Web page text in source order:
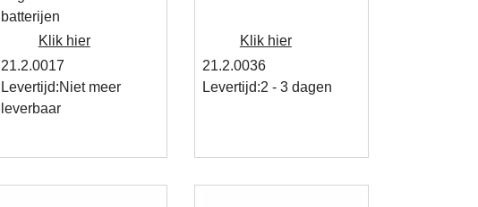
batterijen
Klik hier
21.2.0017
Levertijd:Niet meer
leverbaar
Klik hier
21.2.0036
Levertijd:2 - 3 dagen